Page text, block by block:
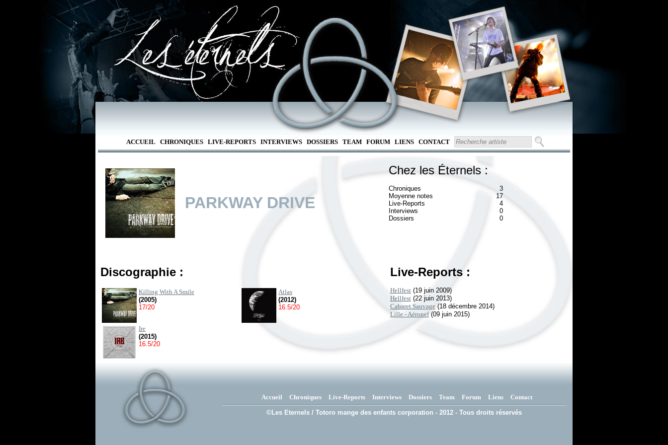
ACCUEIL CHRONIQUES LIVE-REPORTS INTERVIEWS DOSSIERS TEAM FORUM LIENS CONTACT
PARKWAY DRIVE
Chez les Éternels :
Chroniques
3
Moyenne notes
17
Live-Reports
4
Interviews
0
Dossiers
0
Discographie :
Killing With A Smile
(2005)
17/20
Atlas
(2012)
16.5/20
Ire
(2015)
16.5/20
Live-Reports :
Hellfest(19 juin 2009)
Hellfest(22 juin 2013)
Cabaret Sauvage(18 décembre 2014)
Lille - Aéronef(09 juin 2015)
Accueil Chroniques Live-Reports Interviews Dossiers Team Forum Liens Contact
©Les Eternels / Totoro mange des enfants corporation - 2012 - Tous droits réservés